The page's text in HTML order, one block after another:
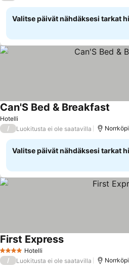
Valitse päivät nähdäksesi tarkat
Hotelli
Can'S Bed & Breakfast
/ Luokitusta ei ole saatavilla
Valitse päivät nähdäksesi tarkat
4 Tähtiluokitus
Hotelli
First Express
/ Luokitusta ei ole saatavilla